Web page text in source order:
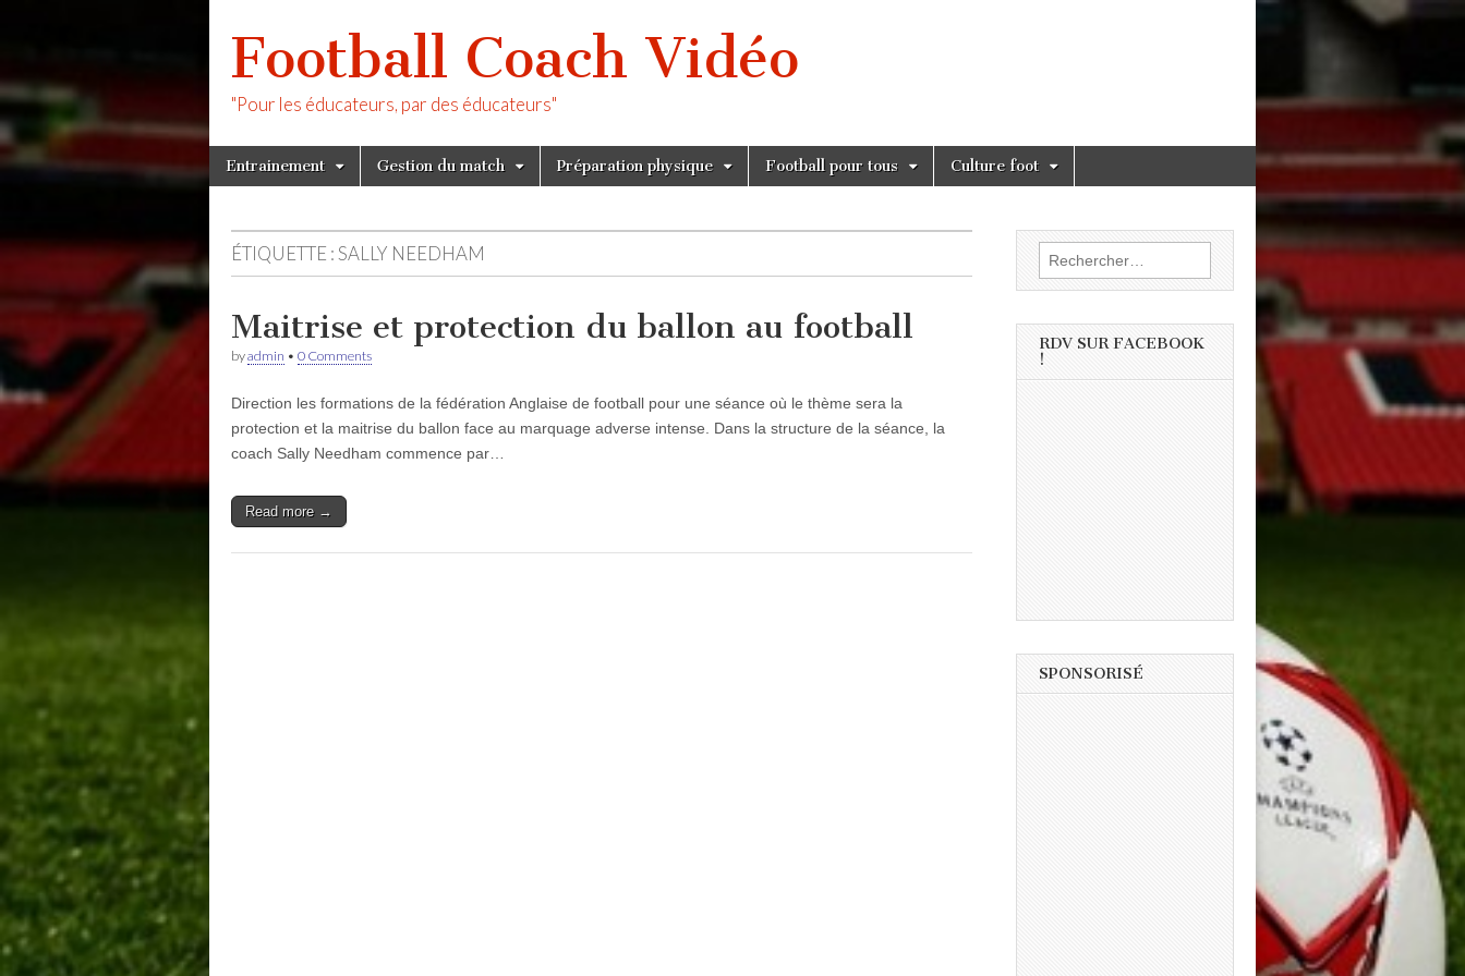
Football Coach Vidéo
"Pour les éducateurs, par des éducateurs"
Main
menu
Skip
to
Entrainement Gestion du match Préparation physique Football pour tous Culture foot
ÉTIQUETTE :SALLY NEEDHAM
Maitrise et protection du ballon au football
byadmin • 0 Comments
Direction les formations de la fédération Anglaise de football pour une séance où le thème sera la
protection et la maitrise du ballon face au marquage adverse intense. Dans la structure de la séance, la
coach Sally Needham commence par…
Read more →
Rechercher :
RDV SUR FACEBOOK
!
SPONSORISÉ